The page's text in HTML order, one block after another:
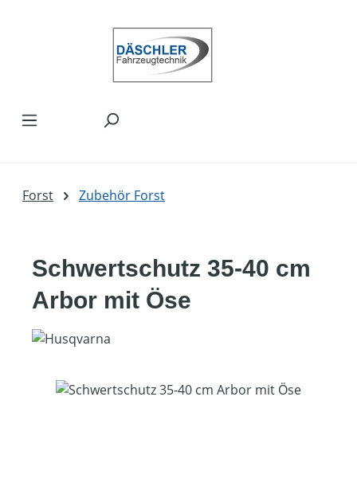
Forst Zubehör Forst
Schwertschutz 35-40 cm
Arbor mit Öse
Bildergalerie überspringen